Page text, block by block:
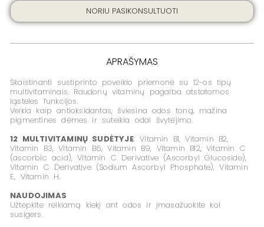
NORIU PASIKONSULTUOTI
APRAŠYMAS
Skaistinanti sustiprinto poveikio priemonė su 12-os tipų
mul­tivitaminais. Raudonų vitaminų pagalba atstatomos
ląsteles funkcijos.
Veikia kaip antioksidantas, šviesina odos toną, mažina
pigmentines dėmes ir suteikia odai švytėjimo.
12 MULTIVITAMINŲ SUDĖTYJE: Vitamin B1, Vitamin B2,
Vitamin B3, Vitamin B6, Vitamin B9, Vitamin B12, Vitamin C
(ascorbic acid), Vitamin C Derivative (Ascorbyl Glucoside),
Vitamin C Derivative (Sodium Ascorbyl Phosphate), Vitamin
E, Vitamin H.
NAUDOJIMAS
Užtepkite reikiamą kiekį ant odos ir įmasažuokite kol
susigers.